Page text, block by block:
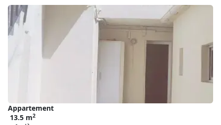
Appartement
13.5 m2